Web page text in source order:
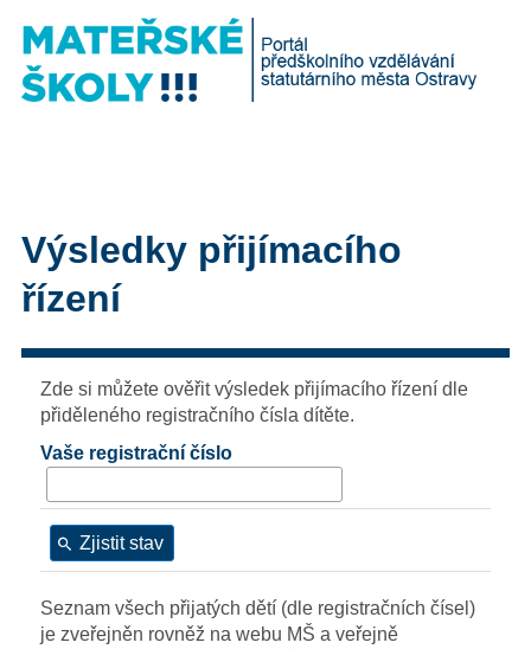
Výsledky přijímacího
řízení
Zde si můžete ověřit výsledek přijímacího řízení dle
přiděleného registračního čísla dítěte.
Vaše registrační číslo
Zjistit stav
Seznam všech přijatých dětí (dle registračních čísel)
je zveřejněn rovněž na webu MŠ a veřejně